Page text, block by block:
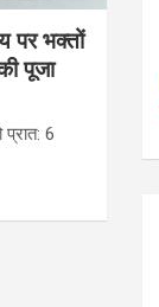
पर भक्तों
पूजा
6